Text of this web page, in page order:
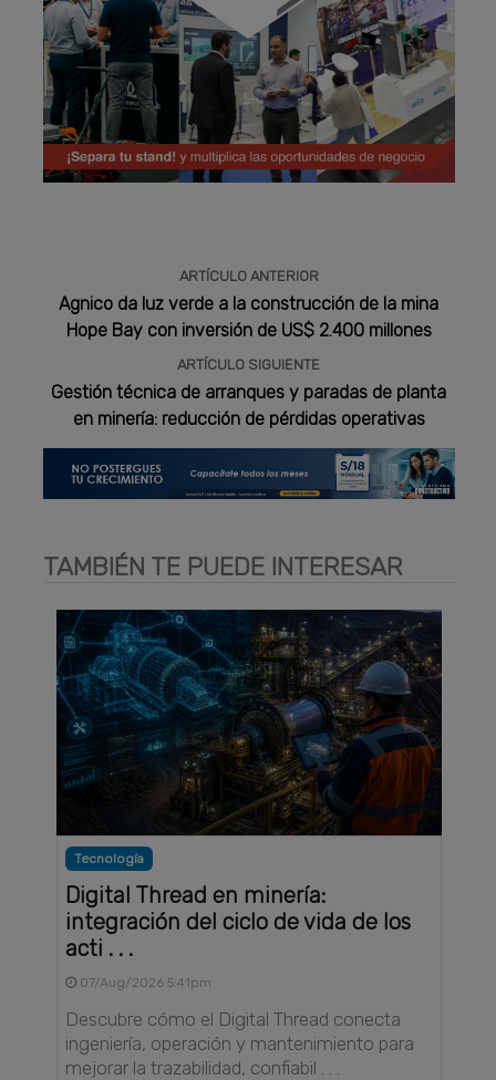
ARTÍCULO ANTERIOR
Agnico da luz verde a la construcción de la mina
Hope Bay con inversión de US$ 2.400 millones
ARTÍCULO SIGUIENTE
Gestión técnica de arranques y paradas de planta
en minería: reducción de pérdidas operativas
TAMBIÉN TE PUEDE INTERESAR
Tecnología
Digital Thread en minería:
integración del ciclo de vida de los
acti . . .
07/Aug/2026 5:41pm
Descubre cómo el Digital Thread conecta
ingeniería, operación y mantenimiento para
mejorar la trazabilidad, confiabil . . .